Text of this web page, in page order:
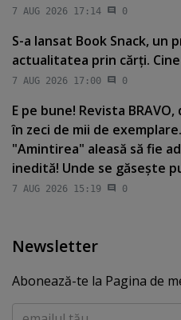
7 AUG 2026 17:14 0
S-a lansat Book Snack, un
actualitatea prin cărţi.
7 AUG 2026 17:00 0
E pe bune! Revista
în zeci de mii de
"Amintirea" aleasă să fie
inedită! Unde se găseşte
7 AUG 2026 15:19 0
Newsletter
Abonează-te la Pagina de